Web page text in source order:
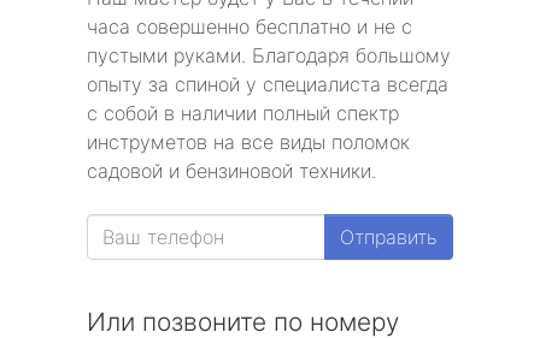
часа совершенно бесплатно и не с
пустыми руками. Благодаря большому
опыту за спиной у специалиста всегда
с собой в наличии полный спектр
инструметов на все виды поломок
садовой и бензиновой техники.
Отправить
Или позвоните по номеру